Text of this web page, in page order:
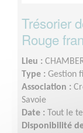
Trésorier
Rouge
Lieu :
Type : Gestion
Association :
Savoie
Date : Tout le
Disponibilité